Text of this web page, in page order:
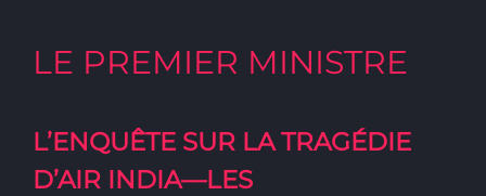
LE PREMIER MINISTRE
L’ENQUÊTE SUR LA TRAGÉDIE
D’AIR INDIA—LES